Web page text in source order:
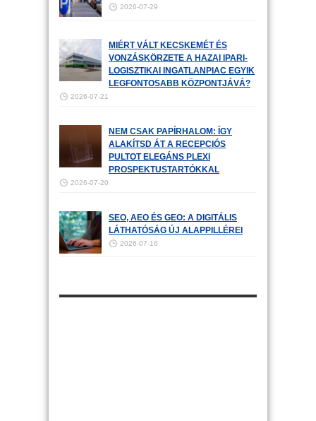
2026-07-29
MIÉRT VÁLT KECSKEMÉT ÉS
VONZÁSKÖRZETE A HAZAI IPARI-
LOGISZTIKAI INGATLANPIAC EGYIK
LEGFONTOSABB KÖZPONTJÁVÁ?
2026-07-21
NEM CSAK PAPÍRHALOM: ÍGY
ALAKÍTSD ÁT A RECEPCIÓS
PULTOT ELEGÁNS PLEXI
PROSPEKTUSTARTÓKKAL
2026-07-20
SEO, AEO ÉS GEO: A DIGITÁLIS
LÁTHATÓSÁG ÚJ ALAPPILLÉREI
2026-07-16